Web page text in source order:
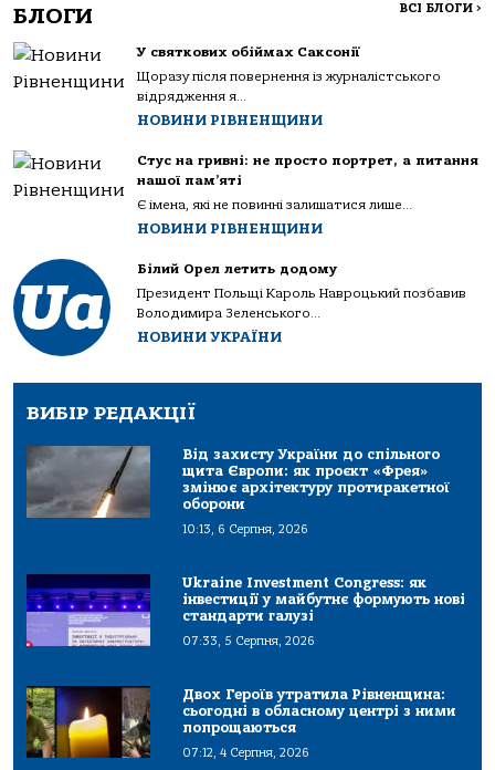
БЛОГИ ВСІ БЛОГИ >
У святкових обіймах Саксонії
Щоразу після повернення із журналістського
відрядження я...
НОВИНИ РІВНЕНЩИНИ
Стус на гривні: не просто портрет, а питання
нашої пам’яті
Є імена, які не повинні залишатися лише...
НОВИНИ РІВНЕНЩИНИ
Білий Орел летить додому
Президент Польщі Кароль Навроцький позбавив
Володимира Зеленського...
НОВИНИ УКРАЇНИ
ВИБІР РЕДАКЦІЇ
Від захисту України до спільного
щита Європи: як проєкт «Фрея»
змінює архітектуру протиракетної
оборони
10:13, 6 Серпня, 2026
Ukraine Investment Congress: як
інвестиції у майбутнє формують нові
стандарти галузі
07:33, 5 Серпня, 2026
Двох Героїв утратила Рівненщина:
сьогодні в обласному центрі з ними
попрощаються
07:12, 4 Серпня, 2026